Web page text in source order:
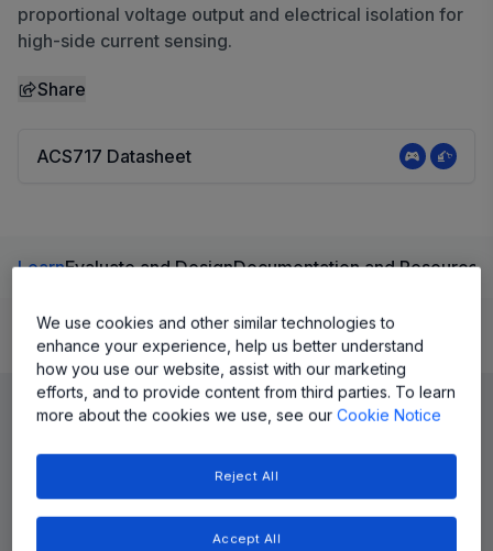
proportional voltage output and electrical isolation for
high-side current sensing.
Share
ACS717 Datasheet
LearnEvaluate and DesignDocumentation and Resources
Product Details
We use cookies and other similar technologies to
enhance your experience, help us better understand
how you use our website, assist with our marketing
efforts, and to provide content from third parties. To learn
more about the cookies we use, see ourCookie Notice
Reject All
Accept All